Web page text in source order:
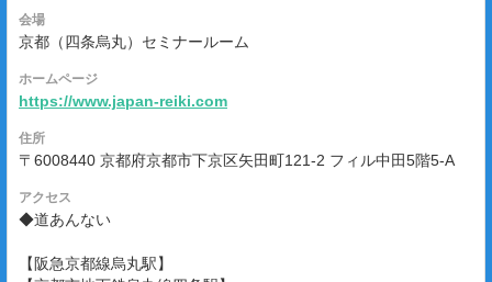
会場
京都（四条烏丸）セミナールーム
ホームページ
https://www.japan-reiki.com
住所
〒6008440 京都府京都市下京区矢田町121-2 フィル中田5階5-A
アクセス
◆道あんない
【阪急京都線烏丸駅】